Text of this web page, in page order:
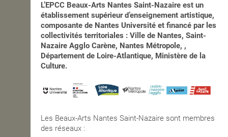
L’EPCC Beaux-Arts Nantes Saint-Nazaire est un
établissement supérieur d’enseignement artistique,
composante de Nantes Université et financé par les
collectivités territoriales : Ville de Nantes, Saint-
Nazaire Agglo Carène, Nantes Métropole, ,
Département de Loire-Atlantique, Ministère de la
Culture.
Les Beaux-Arts Nantes Saint-Nazaire sont membres
des réseaux :